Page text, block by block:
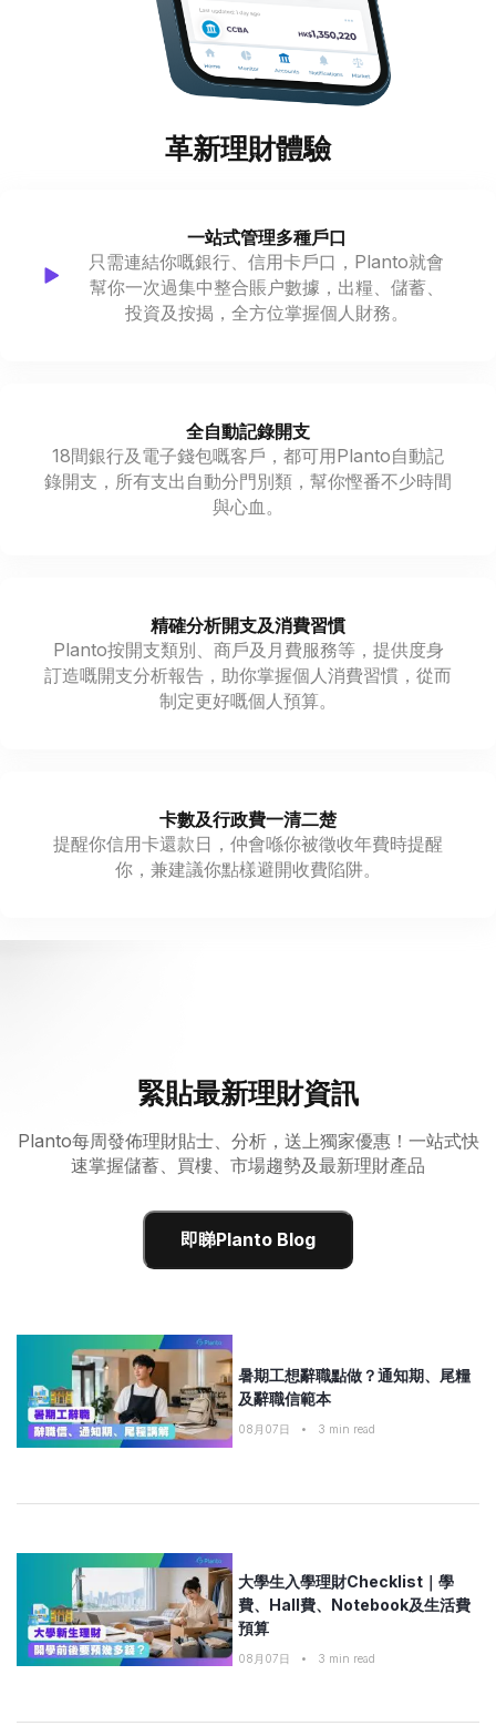
革新理財體驗
一站式管理多種戶口
只需連結你嘅銀行、信用卡戶口，Planto就會
幫你一次過集中整合賬户數據，出糧、儲蓄、
投資及按揭，全方位掌握個人財務。
全自動記錄開支
18間銀行及電子錢包嘅客戶，都可用Planto自動記
錄開支，所有支出自動分門別類，幫你慳番不少時間
與心血。
精確分析開支及消費習慣
Planto按開支類別、商戶及月費服務等，提供度身
訂造嘅開支分析報告，助你掌握個人消費習慣，從而
制定更好嘅個人預算。
卡數及行政費一清二楚
提醒你信用卡還款日，仲會喺你被徵收年費時提醒
你，兼建議你點樣避開收費陷阱。
緊貼最新理財資訊
Planto每周發佈理財貼士、分析，送上獨家優惠！一站式快
速掌握儲蓄、買樓、市場趨勢及最新理財產品
即睇Planto Blog
暑期工想辭職點做？通知期、尾糧
及辭職信範本
08月07日 • 3 min read
大學生入學理財Checklist｜學
費、Hall費、Notebook及生活費
預算
08月07日 • 3 min read